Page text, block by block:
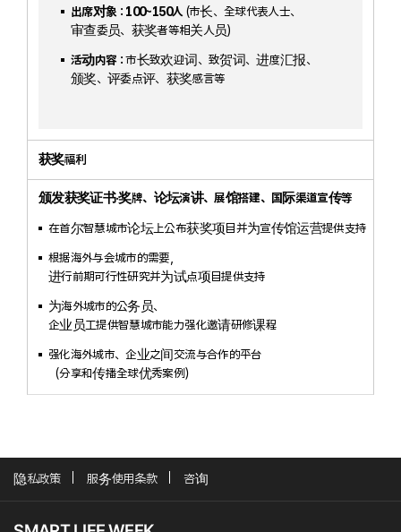
出席对象 : 100~150人(市长、全球代表人士、
审查委员、获奖者等相关人员)
活动内容 :市长致欢迎词、致贺词、进度汇报、
颁奖、评委点评、获奖感言等
获奖福利
颁发获奖证书·奖牌、论坛演讲、展馆搭建、国际渠道宣传等
在首尔智慧城市论坛上公布获奖项目并为宣传馆运营提供支持
根据海外与会城市的需要，
进行前期可行性研究并为试点项目提供支持
为海外城市的公务员、
企业员工提供智慧城市能力强化邀请研修课程
强化海外城市、企业之间交流与合作的平台
（分享和传播全球优秀案例）
隐私政策 服务使用条款 咨询